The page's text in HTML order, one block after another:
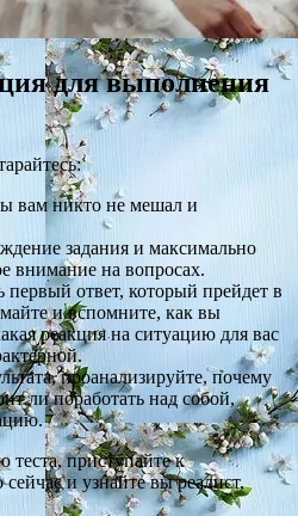
для выполнения
вам никто не мешал и
задания и максимально
внимание на вопросах.
первый ответ, который прейдет в
и вспомните, как вы
реакция на ситуацию для вас
проанализируйте, почему
ли поработать над собой,
приступайте к
и узнайте вы реалист,